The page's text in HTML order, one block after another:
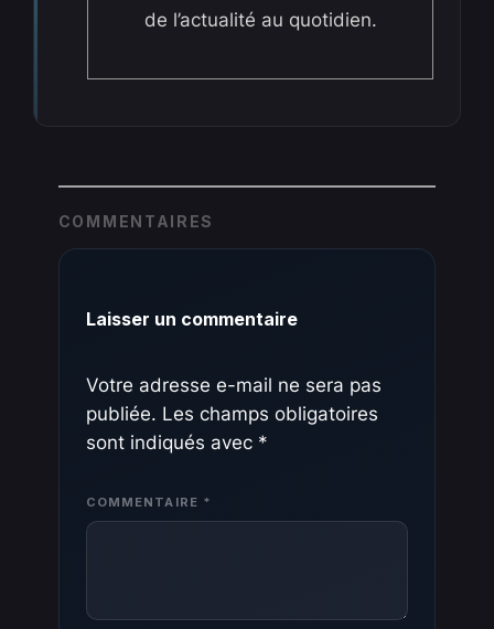
de l’actualité au quotidien.
COMMENTAIRES
Laisser un commentaire
Votre adresse e-mail ne sera pas
publiée. Les champs obligatoires
sont indiqués avec *
COMMENTAIRE *